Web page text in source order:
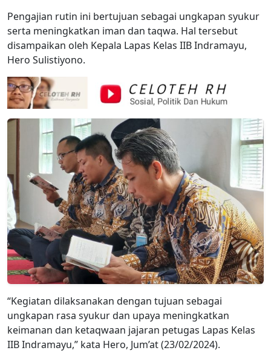
Pengajian rutin ini bertujuan sebagai ungkapan syukur
serta meningkatkan iman dan taqwa. Hal tersebut
disampaikan oleh Kepala Lapas Kelas IIB Indramayu,
Hero Sulistiyono.
“Kegiatan dilaksanakan dengan tujuan sebagai
ungkapan rasa syukur dan upaya meningkatkan
keimanan dan ketaqwaan jajaran petugas Lapas Kelas
IIB Indramayu,” kata Hero, Jum’at (23/02/2024).